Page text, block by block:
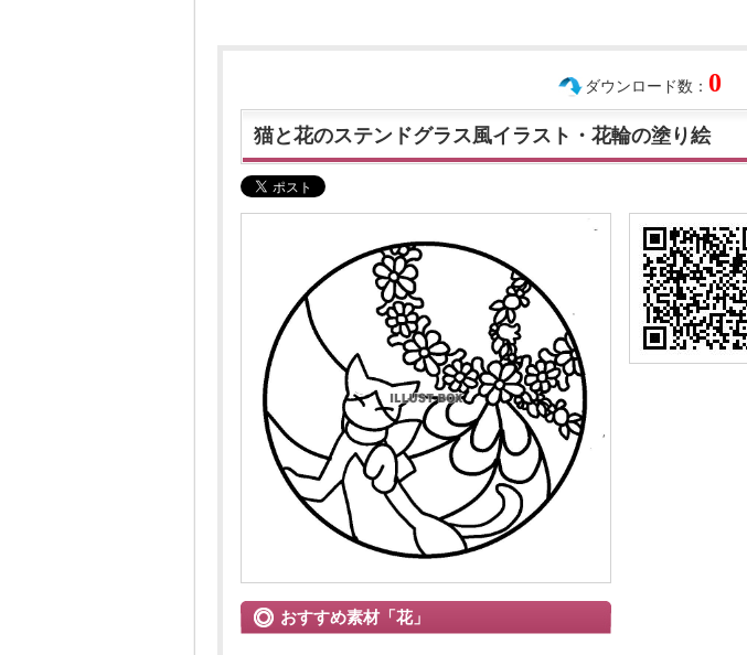
ダウンロード数： 0
猫と花のステンドグラス風イラスト・花輪の塗り絵
おすすめ素材「花」